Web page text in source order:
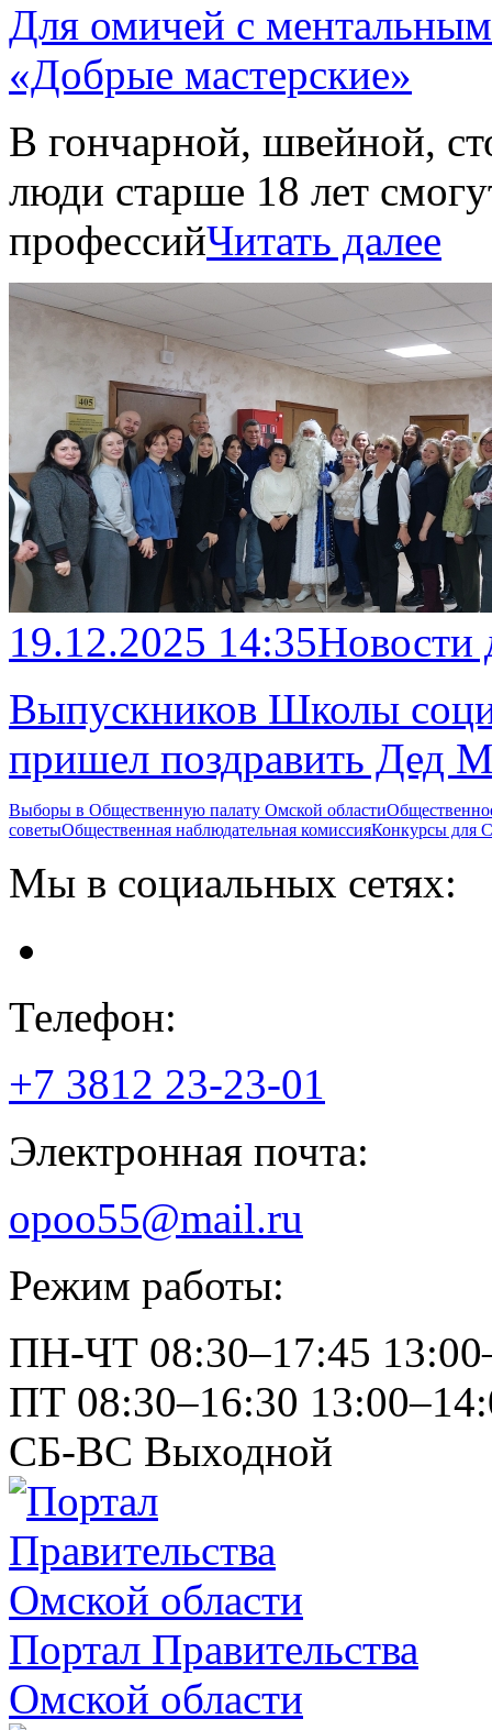
Для омичей с
«Добрые мастерские»
В гончарной, швейной,
люди старше 18 лет
профессийЧитать далее
19.12.2025 14:35
Выпускников Школы
пришел поздравить Дед
Выборы в Общественную палату Омской области
советыОбщественная наблюдательная комиссияКонкурсы
Мы в социальных сетях:
Телефон:
+7 3812 23-23-01
Электронная почта:
opoo55@mail.ru
Режим работы:
ПН-ЧТ 08:30–17:45
ПТ 08:30–16:30
СБ-ВС Выходной
Портал Правительства
Омской области